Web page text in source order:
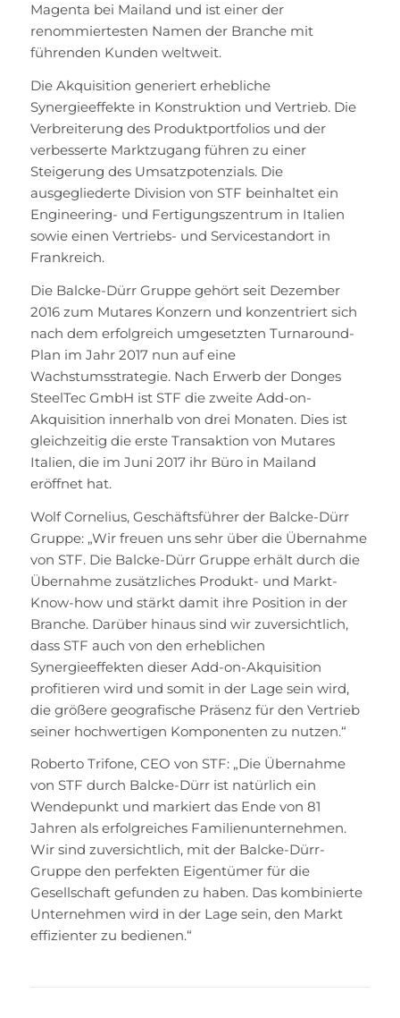
Magenta bei Mailand und ist einer der
renommiertesten Namen der Branche mit
führenden Kunden weltweit.
Die Akquisition generiert erhebliche
Synergieeffekte in Konstruktion und Vertrieb. Die
Verbreiterung des Produktportfolios und der
verbesserte Marktzugang führen zu einer
Steigerung des Umsatzpotenzials. Die
ausgegliederte Division von STF beinhaltet ein
Engineering- und Fertigungszentrum in Italien
sowie einen Vertriebs- und Servicestandort in
Frankreich.
Die Balcke-Dürr Gruppe gehört seit Dezember
2016 zum Mutares Konzern und konzentriert sich
nach dem erfolgreich umgesetzten Turnaround-
Plan im Jahr 2017 nun auf eine
Wachstumsstrategie. Nach Erwerb der Donges
SteelTec GmbH ist STF die zweite Add-on-
Akquisition innerhalb von drei Monaten. Dies ist
gleichzeitig die erste Transaktion von Mutares
Italien, die im Juni 2017 ihr Büro in Mailand
eröffnet hat.
Wolf Cornelius, Geschäftsführer der Balcke-Dürr
Gruppe: „Wir freuen uns sehr über die Übernahme
von STF. Die Balcke-Dürr Gruppe erhält durch die
Übernahme zusätzliches Produkt- und Markt-
Know-how und stärkt damit ihre Position in der
Branche. Darüber hinaus sind wir zuversichtlich,
dass STF auch von den erheblichen
Synergieeffekten dieser Add-on-Akquisition
profitieren wird und somit in der Lage sein wird,
die größere geografische Präsenz für den Vertrieb
seiner hochwertigen Komponenten zu nutzen.“
Roberto Trifone, CEO von STF: „Die Übernahme
von STF durch Balcke-Dürr ist natürlich ein
Wendepunkt und markiert das Ende von 81
Jahren als erfolgreiches Familienunternehmen.
Wir sind zuversichtlich, mit der Balcke-Dürr-
Gruppe den perfekten Eigentümer für die
Gesellschaft gefunden zu haben. Das kombinierte
Unternehmen wird in der Lage sein, den Markt
effizienter zu bedienen.“